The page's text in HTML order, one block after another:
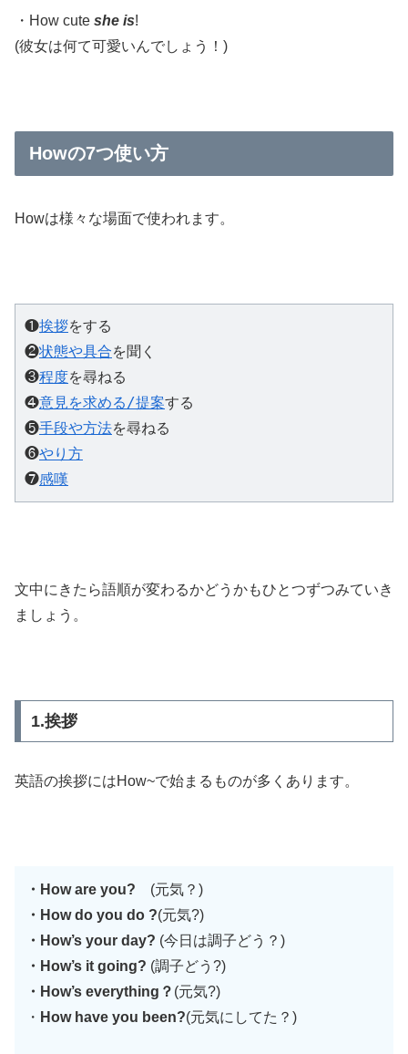
・How cute she is!
(彼女は何て可愛いんでしょう！)
Howの7つ使い方
Howは様々な場面で使われます。
❶挨拶をする
❷状態や具合を聞く
❸程度を尋ねる
❹意見を求める/提案する
❺手段や方法を尋ねる
❻やり方
❼感嘆
文中にきたら語順が変わるかどうかもひとつずつみていき
ましょう。
1.挨拶
英語の挨拶にはHow~で始まるものが多くあります。
・How are you? (元気？)
・How do you do ?(元気?)
・How’s your day? (今日は調子どう？)
・How’s it going? (調子どう?)
・How’s everything？ (元気?)
・ How have you been?(元気にしてた？)